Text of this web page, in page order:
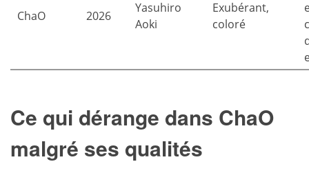
ChaO 2026
Yasuhiro
Aoki
Exubérant,
coloré
Ce qui dérange dans ChaO
malgré ses qualités